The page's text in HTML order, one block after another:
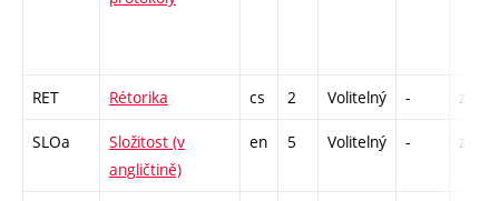
RET Rétorika cs 2 Volitelný - zá
SLOa
Složitost (v
angličtině)
en 5 Volitelný - zk